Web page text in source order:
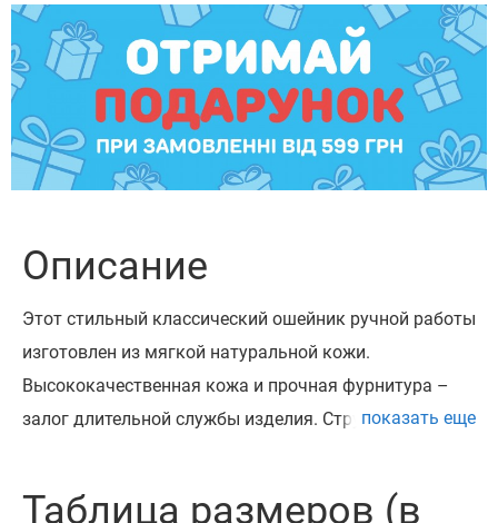
Описание
Этот стильный классический ошейник ручной работы
изготовлен из мягкой натуральной кожи.
Высококачественная кожа и прочная фурнитура – ​​
залог длительной службы изделия. Структура кожи
показать еще
Таблица размеров (в